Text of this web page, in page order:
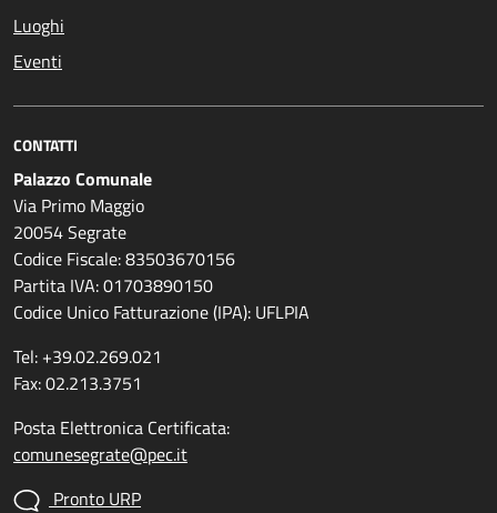
Luoghi
Eventi
CONTATTI
Palazzo Comunale
Via Primo Maggio
20054 Segrate
Codice Fiscale: 83503670156
Partita IVA: 01703890150
Codice Unico Fatturazione (IPA): UFLPIA
Tel: +39.02.269.021
Fax: 02.213.3751
Posta Elettronica Certificata:
comunesegrate@pec.it
Pronto URP